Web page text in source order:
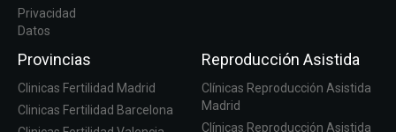
Privacidad
Datos
Provincias
Clinicas Fertilidad Madrid
Clinicas Fertilidad Barcelona
Reproducción Asistida
Clínicas Reproducción Asistida
Madrid
Clínicas Reproducción Asistida